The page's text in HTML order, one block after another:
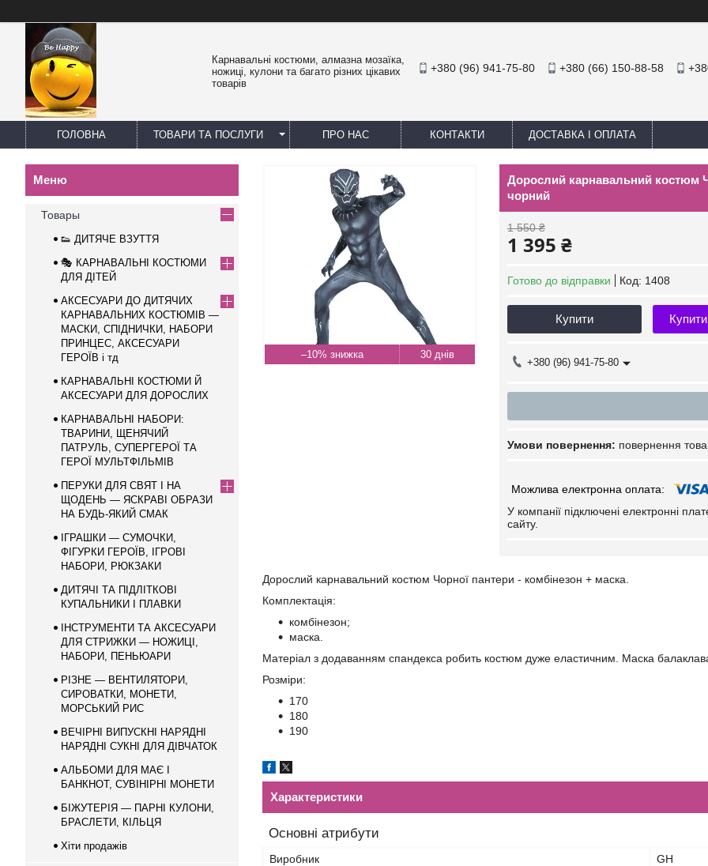
Карнавальні костюми, алмазна мозаїка,
ножиці, кулони та багато різних цікавих
товарів
+380 (96) 941-75-80 +380 (66) 150-88-58
ГОЛОВНА ТОВАРИ ТА ПОСЛУГИ ПРО НАС КОНТАКТИ ДОСТАВКА І ОПЛАТА
–10% 30 днів
Дорослий карнавальний костюм
чорний
1 550 ₴
1 395 ₴
Готово до відправки Код: 1408
Купити
+380 (96) 941-75-80
повернення
У компанії підключені електронні
сайту.
Дорослий карнавальний костюм Чорної пантери - комбінезон + маска.
Комплектація:
комбінезон;
маска.
Матеріал з додаванням спандекса робить костюм дуже еластичним. Маска балаклава.
Розміри:
170
180
190
Характеристики
Основні атрибути
Виробник
GH
Товары
👟 ДИТЯЧЕ ВЗУТТЯ
🎭 КАРНАВАЛЬНІ КОСТЮМИ
ДЛЯ ДІТЕЙ
АКСЕСУАРИ ДО ДИТЯЧИХ
КАРНАВАЛЬНИХ КОСТЮМІВ —
МАСКИ, СПІДНИЧКИ, НАБОРИ
ПРИНЦЕС, АКСЕСУАРИ
ГЕРОЇВ і тд
КАРНАВАЛЬНІ КОСТЮМИ Й
АКСЕСУАРИ ДЛЯ ДОРОСЛИХ
КАРНАВАЛЬНІ НАБОРИ:
ТВАРИНИ, ЩЕНЯЧИЙ
ПАТРУЛЬ, СУПЕРГЕРОЇ ТА
ГЕРОЇ МУЛЬТФІЛЬМІВ
ПЕРУКИ ДЛЯ СВЯТ І НА
ЩОДЕНЬ — ЯСКРАВІ ОБРАЗИ
НА БУДЬ-ЯКИЙ СМАК
ІГРАШКИ — СУМОЧКИ,
ФІГУРКИ ГЕРОЇВ, ІГРОВІ
НАБОРИ, РЮКЗАКИ
ДИТЯЧІ ТА ПІДЛІТКОВІ
КУПАЛЬНИКИ І ПЛАВКИ
ІНСТРУМЕНТИ ТА АКСЕСУАРИ
ДЛЯ СТРИЖКИ — НОЖИЦІ,
НАБОРИ, ПЕНЬЮАРИ
РІЗНЕ — ВЕНТИЛЯТОРИ,
СИРОВАТКИ, МОНЕТИ,
МОРСЬКИЙ РИС
ВЕЧІРНІ ВИПУСКНІ НАРЯДНІ
НАРЯДНІ СУКНІ ДЛЯ ДІВЧАТОК
АЛЬБОМИ ДЛЯ МАЄ І
БАНКНОТ, СУВІНІРНІ МОНEТИ
БІЖУТЕРІЯ — ПАРНІ КУЛОНИ,
БРАСЛЕТИ, КІЛЬЦЯ
Хіти продажів